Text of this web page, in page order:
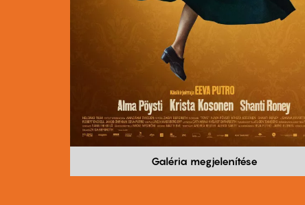
Galéria megjelenítése